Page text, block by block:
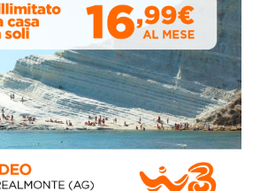
DEI SOGNI” IN CONCERTO A
PER I FESTEGGIAMENTI DI SAN
16, 2026